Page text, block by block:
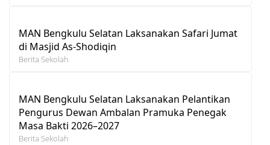
MAN Bengkulu Selatan Laksanakan Safari Jumat
di Masjid As-Shodiqin
Berita Sekolah
MAN Bengkulu Selatan Laksanakan Pelantikan
Pengurus Dewan Ambalan Pramuka Penegak
Masa Bakti 2026–2027
Berita Sekolah